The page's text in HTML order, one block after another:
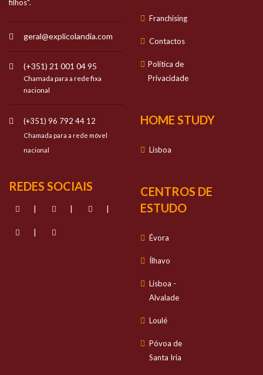
filhos".
geral@explicolandia.com
(+351) 21 001 04 95
Chamada para a rede fixa
nacional
(+351) 96 792 44 12
Chamada para a rede móvel
nacional
REDES SOCIAIS
| | |
|
Franchising
Contactos
Política de
Privacidade
HOME STUDY
Lisboa
CENTROS DE
ESTUDO
Évora
Ílhavo
Lisboa -
Alvalade
Loulé
Póvoa de
Santa Iria